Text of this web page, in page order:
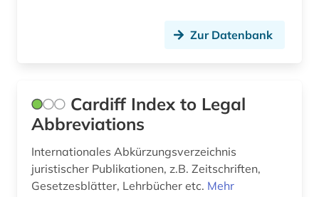
Zur Datenbank
Cardiff Index to Legal
Abbreviations
Internationales Abkürzungsverzeichnis
juristischer Publikationen, z.B. Zeitschriften,
Gesetzesblätter, Lehrbücher etc. Mehr